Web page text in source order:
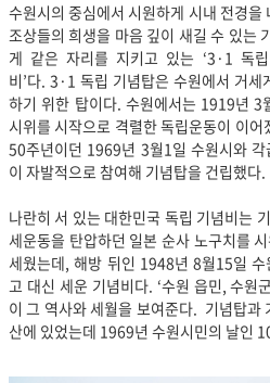
수원시의 중심에서 시원하게 시내 전경을
조상들의 희생을 마음 깊이 새길 수 있는
게 같은 자리를 지키고 있는 ‘3·1 독
비’다. 3·1 독립 기념탑은 수원에서 거
하기 위한 탑이다. 수원에서는 1919년 3
시위를 시작으로 격렬한 독립운동이 이
50주년이던 1969년 3월1일 수원시와
이 자발적으로 참여해 기념탑을 건립했다.
나란히 서 있는 대한민국 독립 기념비는
세운동을 탄압하던 일본 순사 노구치를
세웠는데, 해방 뒤인 1948년 8월15일
고 대신 세운 기념비다. ‘수원 읍민, 수원
이 그 역사와 세월을 보여준다. 기념탑과
산에 있었는데 1969년 수원시민의 날인